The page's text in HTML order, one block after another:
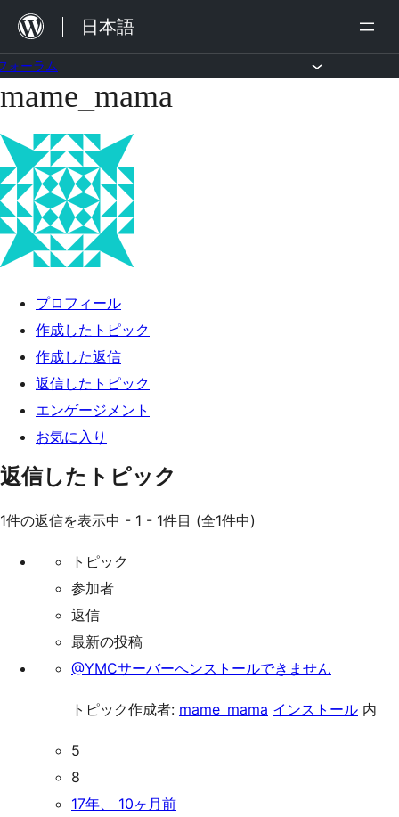
を
ス
ッ
プ
日本語
ォーラム
コ
テ
ン
ツ
へ
ス
mame_mama
プロフィール
作成したトピック
作成した返信
返信したトピック
エンゲージメント
お気に入り
返信したトピック
1件の返信を表示中 - 1 - 1件目 (全1件中)
トピック
参加者
返信
最新の投稿
@YMCサーバーへンストールできません
トピック作成者: mame_mama インストール 内
5
8
17年、 10ヶ月前